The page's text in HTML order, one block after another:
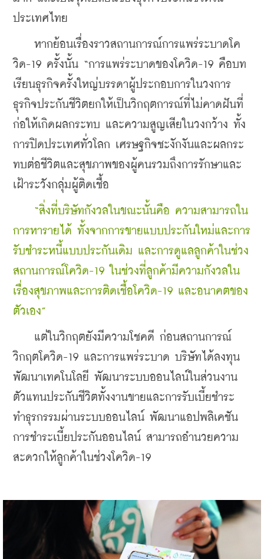
ประเทศไทย
หากย้อนเรื่องราวสถานการณ์การแพร่ระบาดโค
วิด-19 ครั้งนั้น “การแพร่ระบาดของโควิด-19 คือบท
เรียนธุรกิจครั้งใหญ่บรรดาผู้ประกอบการในวงการ
ธุรกิจประกันชีวิตยกให้เป็นวิกฤตการณ์ที่ไม่คาดฝันที่
ก่อให้เกิดผลกระทบ และความสูญเสียในวงกว้าง ทั้ง
การปิดประเทศทั่วโลก เศรษฐกิจชะงักงันและผลกระ
ทบต่อชีวิตและสุขภาพของผู้คนรวมถึงการรักษาและ
เฝ้าระวังกลุ่มผู้ติดเชื้อ
“สิ่งที่บริษัทกังวลในขณะนั้นคือ ความสามารถใน
การหารายได้ ทั้งจากการขายแบบประกันใหม่และการ
รับชําระหนี้แบบประกันเดิม และการดูแลลูกค้าในช่วง
สถานการณ์โควิด-19 ในช่วงที่ลูกค้ามีความกังวลใน
เรื่องสุขภาพและการติดเชื้อโควิด-19 และอนาคตของ
ตัวเอง”
แต่ในวิกฤตยังมีความโชคดี ก่อนสถานการณ์
วิกฤตโควิด-19 และการแพร่ระบาด บริษัทได้ลงทุน
พัฒนาเทคโนโลยี พัฒนาระบบออนไลน์ในส่วนงาน
ตัวแทนประกันชีวิตทั้งงานขายและการรับเบี้ยชำระ
ทำธุรกรรมผ่านระบบออนไลน์ พัฒนาแอปพลิเคชัน
การชำระเบี้ยประกันออนไลน์ สามารถอํานวยความ
สะดวกให้ลูกค้าในช่วงโควิด-19